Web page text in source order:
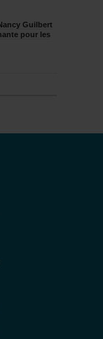
Guilbert
pour les